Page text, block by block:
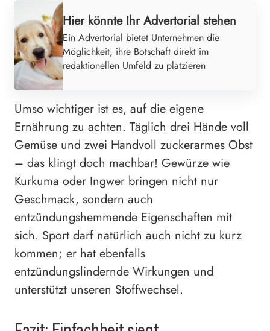
Hier könnte Ihr Advertorial stehen
Ein Advertorial bietet Unternehmen die
Möglichkeit, ihre Botschaft direkt im
redaktionellen Umfeld zu platzieren
Umso wichtiger ist es, auf die eigene
Ernährung zu achten. Täglich drei Hände voll
Gemüse und zwei Handvoll zuckerarmes Obst
– das klingt doch machbar! Gewürze wie
Kurkuma oder Ingwer bringen nicht nur
Geschmack, sondern auch
entzündungshemmende Eigenschaften mit
sich. Sport darf natürlich auch nicht zu kurz
kommen; er hat ebenfalls
entzündungslindernde Wirkungen und
unterstützt unseren Stoffwechsel.